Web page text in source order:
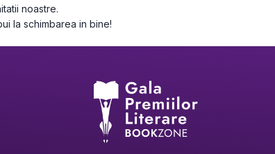
noastre.
la schimbarea in bine!